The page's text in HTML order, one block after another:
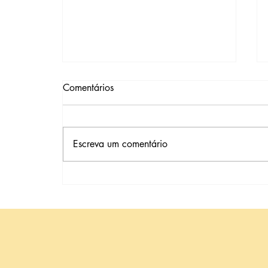
(Salpingectomia): Quando
Comentários
Escreva um comentário